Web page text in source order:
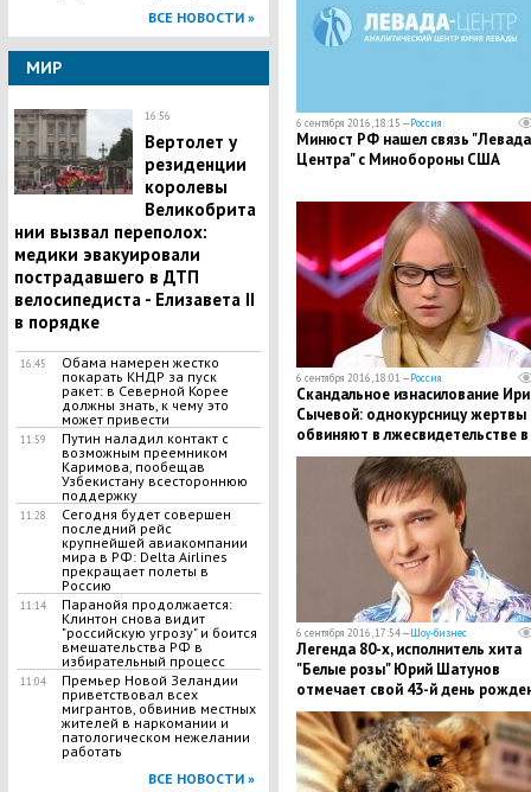
ВСЕ НОВОСТИ »
МИР
16:56
Вертолет у
резиденции
королевы
Великобрита
нии вызвал переполох:
медики эвакуировали
пострадавшего в ДТП
велосипедиста - Елизавета II
в порядке
16:45
Обама намерен жестко
покарать КНДР за пуск
ракет: в Северной Корее
должны знать, к чему это
может привести
11:59
Путин наладил контакт с
возможным преемником
Каримова, пообещав
Узбекистану всестороннюю
поддержку
11:28
Сегодня будет совершен
последний рейс
крупнейшей авиакомпании
мира в РФ: Delta Airlines
прекращает полеты в
Россию
11:14
Паранойя продолжается:
Клинтон снова видит
"российскую угрозу" и боится
вмешательства РФ в
избирательный процесс
11:04
Премьер Новой Зеландии
приветствовал всех
мигрантов, обвинив местных
жителей в наркомании и
патологическом нежелании
работать
ВСЕ НОВОСТИ »
6 сентября 2016, 18:15 —Россия
Минюст РФ нашел связь
Центра" с Минобороны США
6 сентября 2016, 18:01 —Россия
Скандальное изнасилование
Сычевой: однокурсницу жертвы
обвиняют в лжесвидетельстве в
пользу насильников
6 сентября 2016, 17:54 —Шоу-бизнес
Легенда 80-х, исполнитель хита
"Белые розы" Юрий Шатунов
отмечает свой 43-й день